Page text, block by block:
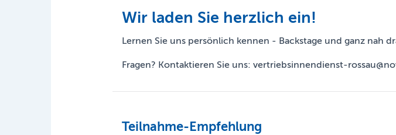
Wir laden Sie herzlich ein!
Lernen Sie uns persönlich kennen - Backstage und ganz nah
Fragen? Kontaktieren Sie uns: vertriebsinnendienst-
Teilnahme-Empfehlung